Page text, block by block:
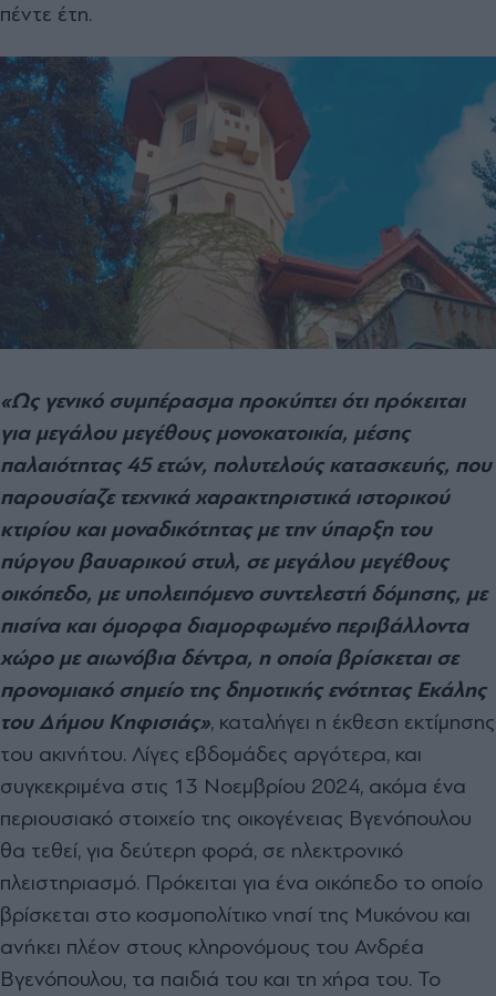
πέντε έτη.
«Ως γενικό συµπέρασµα προκύπτει ότι πρόκειται
για µεγάλου µεγέθους µονοκατοικία, µέσης
παλαιότητας 45 ετών, πολυτελούς κατασκευής, που
παρουσίαζε τεχνικά χαρακτηριστικά ιστορικού
κτιρίου και µοναδικότητας µε την ύπαρξη του
πύργου βαυαρικού στυλ, σε µεγάλου µεγέθους
οικόπεδο, µε υπολειπόµενο συντελεστή δόµησης, µε
πισίνα και όµορφα διαµορφωµένο περιβάλλοντα
χώρο µε αιωνόβια δέντρα, η οποία βρίσκεται σε
προνοµιακό σηµείο της δηµοτικής ενότητας Εκάλης
του ∆ήµου Κηφισιάς», καταλήγει η έκθεση εκτίµησης
του ακινήτου. Λίγες εβδοµάδες αργότερα, και
συγκεκριµένα στις 13 Νοεµβρίου 2024, ακόµα ένα
περιουσιακό στοιχείο της οικογένειας Βγενόπουλου
θα τεθεί, για δεύτερη φορά, σε ηλεκτρονικό
πλειστηριασµό. Πρόκειται για ένα οικόπεδο το οποίο
βρίσκεται στο κοσµοπολίτικο νησί της Μυκόνου και
ανήκει πλέον στους κληρονόµους του Ανδρέα
Βγενόπουλου, τα παιδιά του και τη χήρα του. Το